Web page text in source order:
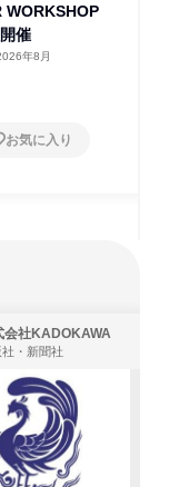
WORKSHOP
催
年8月
お気に入り
会社KADOKAWA
・新聞社